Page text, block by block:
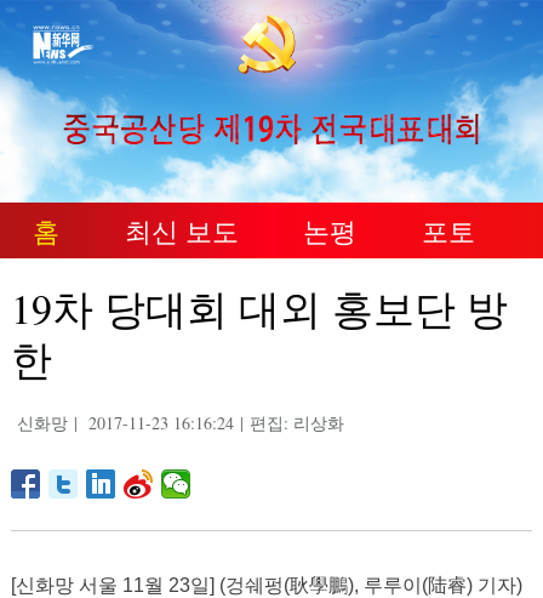
홈 최신 보도 논평 포토
19차 당대회 대외 홍보단 방
한
신화망 | 2017-11-23 16:16:24 | 편집: 리상화
[신화망 서울 11월 23일] (겅쉐펑(耿學鵬), 루루이(陆睿) 기자)